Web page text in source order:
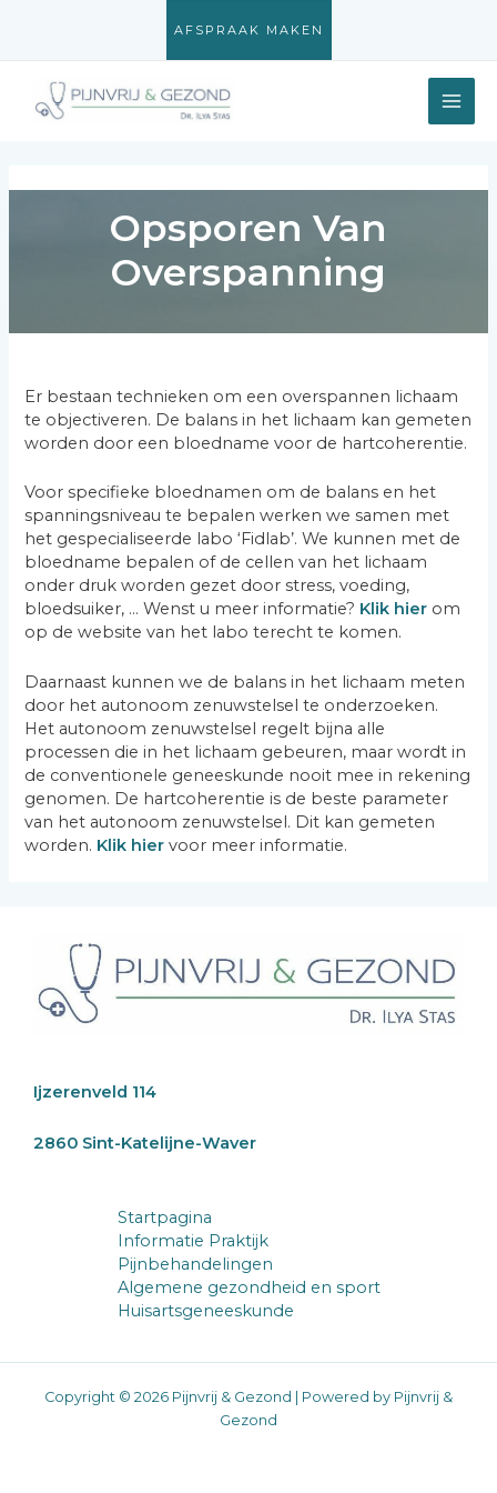
AFSPRAAK MAKEN
Opsporen Van
Overspanning
Er bestaan technieken om een overspannen lichaam
te objectiveren. De balans in het lichaam kan gemeten
worden door een bloedname voor de hartcoherentie.
Voor specifieke bloednamen om de balans en het
spanningsniveau te bepalen werken we samen met
het gespecialiseerde labo ‘Fidlab’. We kunnen met de
bloedname bepalen of de cellen van het lichaam
onder druk worden gezet door stress, voeding,
bloedsuiker, … Wenst u meer informatie? Klik hier om
op de website van het labo terecht te komen.
Daarnaast kunnen we de balans in het lichaam meten
door het autonoom zenuwstelsel te onderzoeken.
Het autonoom zenuwstelsel regelt bijna alle
processen die in het lichaam gebeuren, maar wordt in
de conventionele geneeskunde nooit mee in rekening
genomen. De hartcoherentie is de beste parameter
van het autonoom zenuwstelsel. Dit kan gemeten
worden. Klik hier voor meer informatie.
Ijzerenveld 114
2860 Sint-Katelijne-Waver
Startpagina
Informatie Praktijk
Pijnbehandelingen
Algemene gezondheid en sport
Huisartsgeneeskunde
Copyright © 2026 Pijnvrij & Gezond | Powered by Pijnvrij &
Gezond